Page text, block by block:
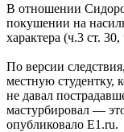
В отношении
покушении на
характера (ч.3 ст.
По версии
местную студентку,
не давал
мастурбировал —
опубликовало E1.ru.